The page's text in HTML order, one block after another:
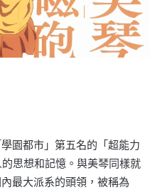
園都市」第五名的「超能力
思想和記憶。與美琴同樣就
最大派系的頭領，被稱為